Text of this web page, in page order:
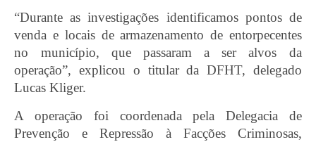
“Durante as investigações identificamos pontos de
venda e locais de armazenamento de entorpecentes
no município, que passaram a ser alvos da
operação”, explicou o titular da DFHT, delegado
Lucas Kliger.
A operação foi coordenada pela Delegacia de
Prevenção e Repressão à Facções Criminosas,